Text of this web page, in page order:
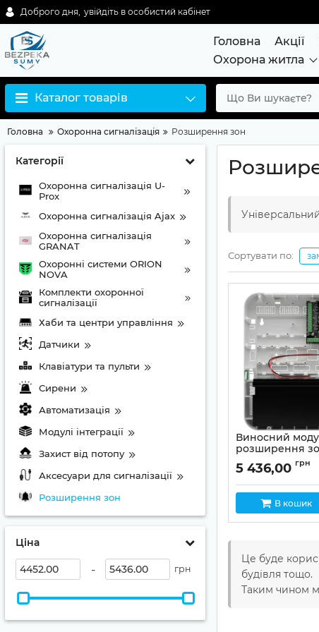
Доброго дня, увійдіть в особистий кабінет
Головна Акції
Охорона житла
Каталог товарів
Головна Охоронна сигналізація Розширення зон
Категорії
Охоронна сигналізація U-
Prox
Охоронна сигналізація Ajax
Охоронна сигналізація
GRANAT
Охоронні системи ORION
NOVA
Комплекти охоронної
сигналізації
Хаби та центри управління
Датчики
Клавіатури та пульти
Сирени
Автоматизація
Модулі інтеграції
Захист від потопу
Аксесуари для сигналізації
Розширення зон
Ціна
- грн
Сортувати по:
Виносний
розширення
Артикул: 02-00033
5 436,00 грн
В кошик
Це буде
будівля тощо.
Таким чином